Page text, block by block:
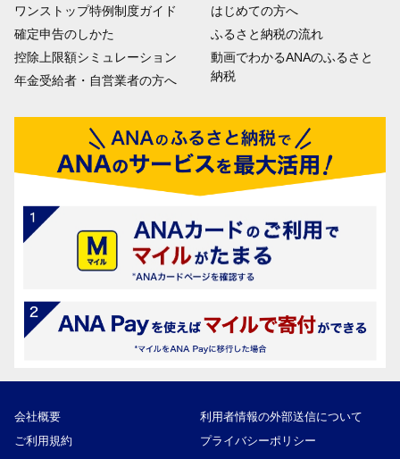
ワンストップ特例制度ガイド
確定申告のしかた
控除上限額シミュレーション
年金受給者・自営業者の方へ
はじめての方へ
ふるさと納税の流れ
動画でわかるANAのふるさと
納税
会社概要
利用者情報の外部送信について
ご利用規約
プライバシーポリシー